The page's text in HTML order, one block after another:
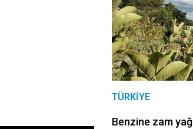
TÜRKIYE
Benzine zam